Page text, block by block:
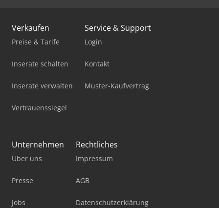
Verkaufen
Preise & Tarife
Inserate schalten
Inserate verwalten
Vertrauenssiegel
Service & Support
Login
Kontakt
Muster-Kaufvertrag
Unternehmen
Über uns
Presse
Jobs
Rechtliches
Impressum
AGB
Datenschutzerklärung